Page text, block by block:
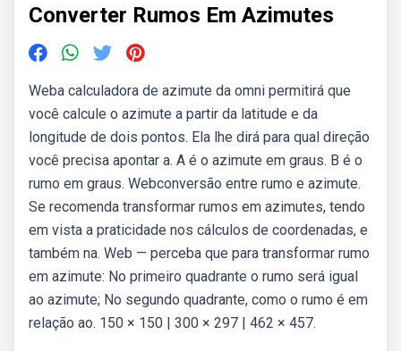
Converter Rumos Em Azimutes
Weba calculadora de azimute da omni permitirá que
você calcule o azimute a partir da latitude e da
longitude de dois pontos. Ela lhe dirá para qual direção
você precisa apontar a. A é o azimute em graus. B é o
rumo em graus. Webconversão entre rumo e azimute.
Se recomenda transformar rumos em azimutes, tendo
em vista a praticidade nos cálculos de coordenadas, e
também na. Web — perceba que para transformar rumo
em azimute: No primeiro quadrante o rumo será igual
ao azimute; No segundo quadrante, como o rumo é em
relação ao. 150 × 150 | 300 × 297 | 462 × 457.